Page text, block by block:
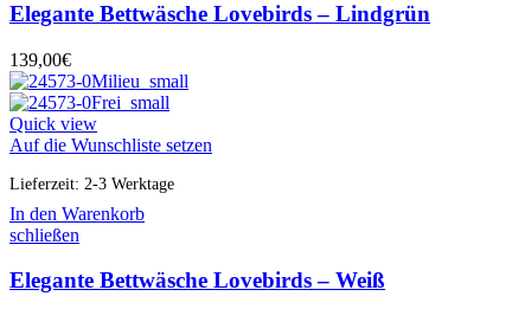
Elegante Bettwäsche Lovebirds – Lindgrün
139,00€
Quick view
Auf die Wunschliste setzen
Lieferzeit: 2-3 Werktage
In den Warenkorb
schließen
Elegante Bettwäsche Lovebirds – Weiß